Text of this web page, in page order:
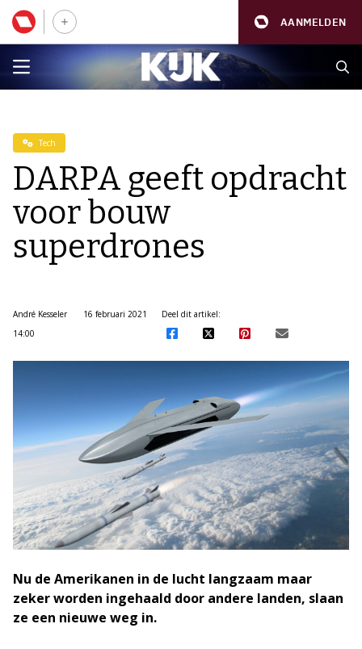
AANMELDEN
Tech
DARPA geeft opdracht
voor bouw
superdrones
André Kesseler
16 februari 2021
14:00
Deel dit artikel:
Nu de Amerikanen in de lucht langzaam maar
zeker worden ingehaald door andere landen, slaan
ze een nieuwe weg in.